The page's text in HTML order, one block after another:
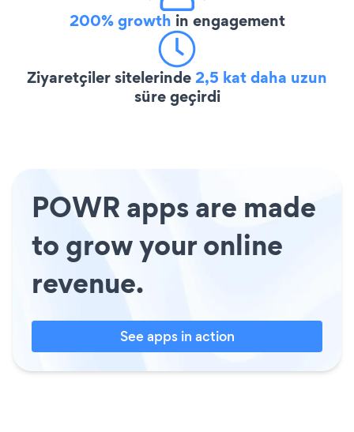
200% growth in engagement
Ziyaretçiler sitelerinde2,5 kat daha uzun
süre geçirdi
POWR apps are made
to grow your online
revenue.
See apps in action